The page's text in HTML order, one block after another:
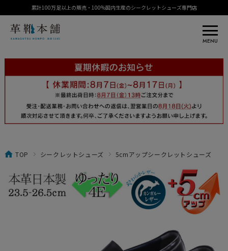
累計100万足以上の販売・100%国内生産のシークレットシューズ専門店
MENU
TOP シークレットシューズ 5cmアップシークレットシューズ